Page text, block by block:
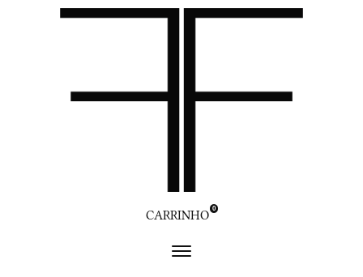
CARRINHO 0